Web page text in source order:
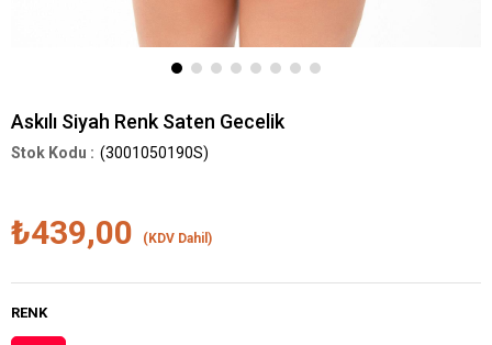
Askılı Siyah Renk Saten Gecelik
(3001050190S)
₺439,00 (KDV Dahil)
RENK